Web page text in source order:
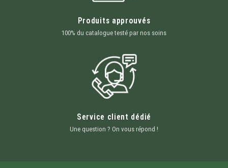
Produits approuvés
100% du catalogue testé par nos soins
Service client dédié
Une question ? On vous répond !